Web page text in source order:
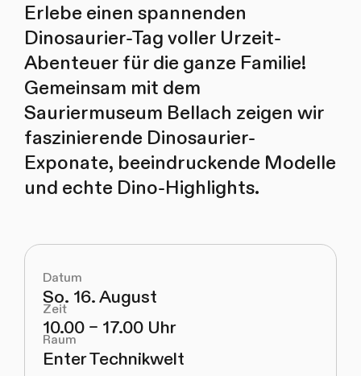
Erlebe einen spannenden
Dinosaurier-Tag voller Urzeit-
Abenteuer für die ganze Familie!
Gemeinsam mit dem
Sauriermuseum Bellach zeigen wir
faszinierende Dinosaurier-
Exponate, beeindruckende Modelle
und echte Dino-Highlights.
Datum
So. 16. August
Zeit
10.00 – 17.00 Uhr
Raum
Enter Technikwelt